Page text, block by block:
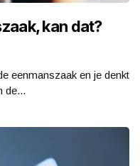
kan dat?
eenmanszaak en je denkt
de...